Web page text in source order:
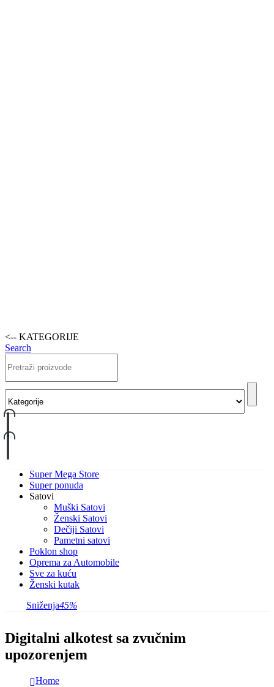
<-- KATEGORIJE
Search
Super Mega Store
Super ponuda
Satovi
Muški Satovi
Ženski Satovi
Dečiji Satovi
Pametni satovi
Poklon shop
Oprema za Automobile
Sve za kuću
Ženski kutak
Sniženja45%
Digitalni alkotest sa zvučnim
upozorenjem
Home